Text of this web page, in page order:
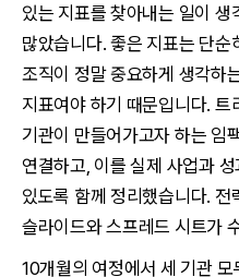
있는 지표를 찾아내는 일이 생
많았습니다. 좋은 지표는 단순
조직이 정말 중요하게 생각하
지표여야 하기 때문입니다.
기관이 만들어가고자 하는 임
연결하고, 이를 실제 사업과
있도록 함께 정리했습니다. 전
슬라이드와 스프레드 시트가
10개월의 여정에서 세 기관